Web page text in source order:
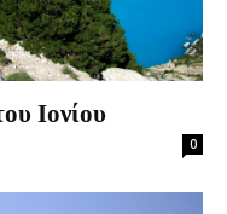
Ιονίου
0